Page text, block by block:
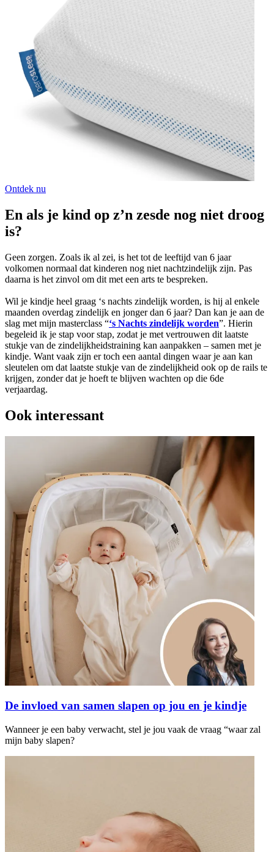
Ontdek nu
En als je kind op z’n zesde nog niet droog
is?
Geen zorgen. Zoals ik al zei, is het tot de leeftijd van 6 jaar
volkomen normaal dat kinderen nog niet nachtzindelijk zijn. Pas
daarna is het zinvol om dit met een arts te bespreken.
Wil je kindje heel graag ‘s nachts zindelijk worden, is hij al enkele
maanden overdag zindelijk en jonger dan 6 jaar? Dan kan je aan de
slag met mijn masterclass “‘s Nachts zindelijk worden”. Hierin
begeleid ik je stap voor stap, zodat je met vertrouwen dit laatste
stukje van de zindelijkheidstraining kan aanpakken – samen met je
kindje. Want vaak zijn er toch een aantal dingen waar je aan kan
sleutelen om dat laatste stukje van de zindelijkheid ook op de rails te
krijgen, zonder dat je hoeft te blijven wachten op die 6de
verjaardag.
Ook interessant
De invloed van samen slapen op jou en je kindje
Wanneer je een baby verwacht, stel je jou vaak de vraag “waar zal
mijn baby slapen?